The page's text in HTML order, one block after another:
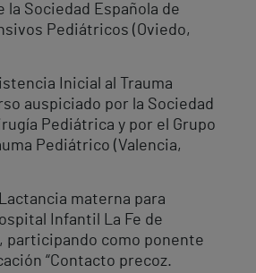
Sociedad Española de
Pediátricos (Oviedo,
Inicial al Trauma
auspiciado por la Sociedad
Pediátrica y por el Grupo
Pediátrico (Valencia,
materna para
Infantil La Fe de
participando como ponente
“Contacto precoz.